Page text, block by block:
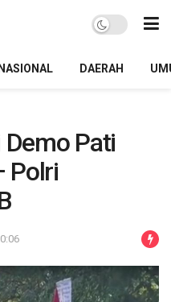
NASIONAL DAERAH
Pati
Polri